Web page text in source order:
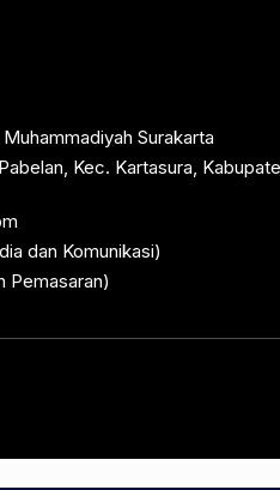
Surakarta
Kec. Kartasura,
dan Komunikasi)
Pemasaran)